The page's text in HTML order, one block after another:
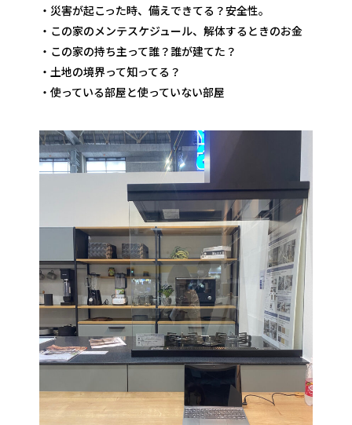
・災害が起こった時、備えできてる？安全性。
・この家のメンテスケジュール、解体するときのお金
・この家の持ち主って誰？誰が建てた？
・土地の境界って知ってる？
・使っている部屋と使っていない部屋